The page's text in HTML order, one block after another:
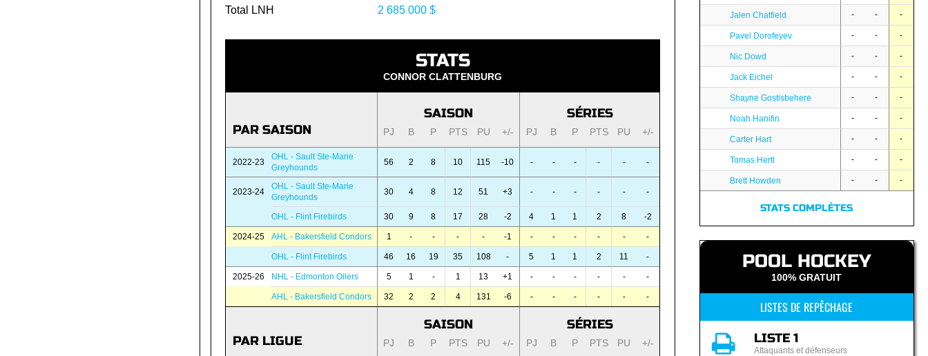
Total LNH 2 685 000 $
STATS
CONNOR CLATTENBURG
PAR SAISON
SAISON SÉRIES
PJ B P PTS PU +/- PJ B P PTS PU +/-
2022-23
OHL - Sault Ste-Marie
Greyhounds
56 2 8 10 115 -10 - - - - - -
2023-24
OHL - Sault Ste-Marie
Greyhounds
30 4 8 12 51 +3 - - - - - -
OHL - Flint Firebirds 30 9 8 17 28 -2 4 1 1 2 8 -2
2024-25 AHL - Bakersfield Condors 1 - - - - -1 - - - - - -
OHL - Flint Firebirds 46 16 19 35 108 - 5 1 1 2 11 -
2025-26 NHL - Edmonton Oilers 5 1 - 1 13 +1 - - - - - -
AHL - Bakersfield Condors 32 2 2 4 131 -6 - - - - - -
PAR LIGUE
SAISON SÉRIES
PJ B P PTS PU +/- PJ B P PTS PU +/-
Jalen Chatfield - - -
Pavel Dorofeyev - - -
Nic Dowd - - -
Jack Eichel - - -
Shayne Gostisbehere - - -
Noah Hanifin - - -
Carter Hart - - -
Tomas Hertl - - -
Brett Howden - - -
STATS COMPLÈTES
POOL HOCKEY
100% GRATUIT
LISTES DE REPÊCHAGE
LISTE 1
Attaquants et défenseurs